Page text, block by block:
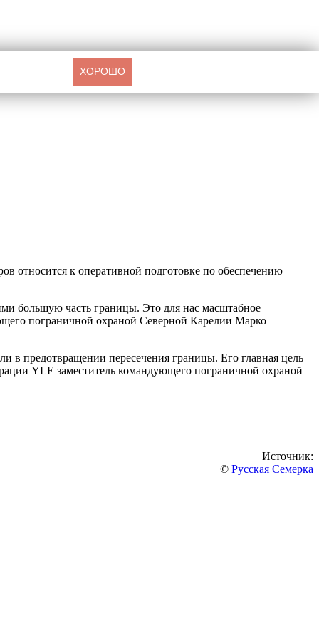
относится к оперативной подготовке по обеспечению
большую часть границы. Это для нас масштабное
пограничной охраной Северной Карелии Марко
в предотвращении пересечения границы. Его главная цель
YLE заместитель командующего пограничной охраной
Источник:
© Русская Семерка
ХОРОШО